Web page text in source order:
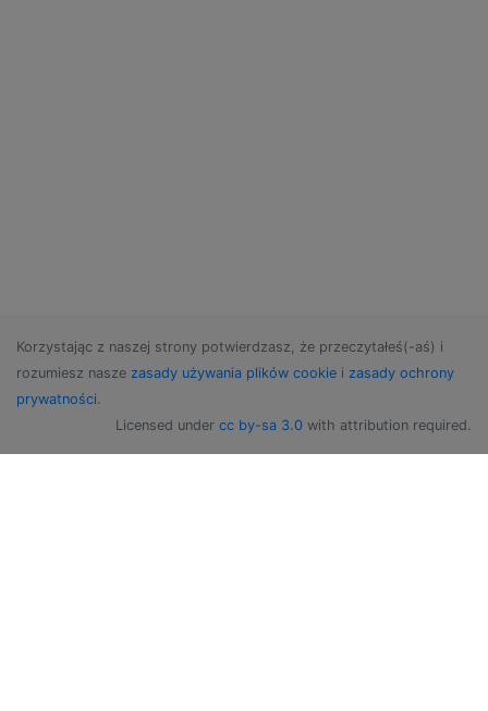
Korzystając z naszej strony potwierdzasz, że przeczytałeś(-aś) i
rozumiesz nasze zasady używania plików cookie i zasady ochrony
prywatności.
Licensed under cc by-sa 3.0 with attribution required.